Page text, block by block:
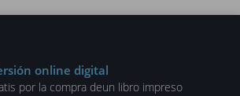
online digital
por la compra deun libro impreso